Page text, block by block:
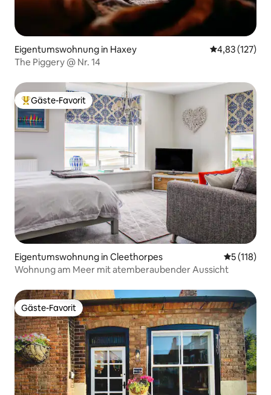
Eigentumswohnung in Haxey
4,83 (127)
The Piggery @ Nr. 14
Beliebter Gäste-Favorit.
Gäste-Favorit
Eigentumswohnung in Cleethorpes
5 (118)
Wohnung am Meer mit atemberaubender Aussicht
Gäste-Favorit
Gäste-Favorit